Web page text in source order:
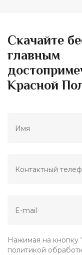
Скачайте
главным
Красной
Нажимая на кнопку
политикой